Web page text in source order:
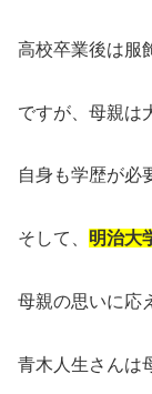
高校卒業後は服
ですが、母親は
自身も学歴が必
そして、 明治大
母親の思いに応
青木人生さんは